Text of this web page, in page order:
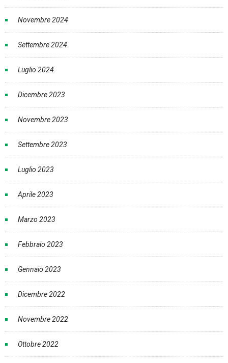
Novembre 2024
Settembre 2024
Luglio 2024
Dicembre 2023
Novembre 2023
Settembre 2023
Luglio 2023
Aprile 2023
Marzo 2023
Febbraio 2023
Gennaio 2023
Dicembre 2022
Novembre 2022
Ottobre 2022